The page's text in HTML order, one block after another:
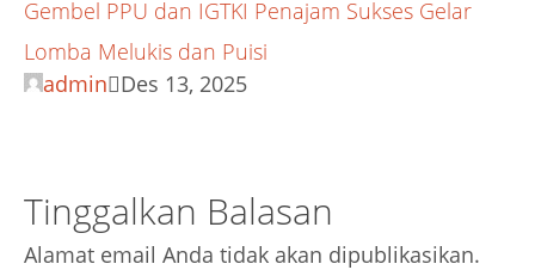
Gembel PPU dan IGTKI Penajam Sukses Gelar
Lomba Melukis dan Puisi
admin Des 13, 2025
Tinggalkan Balasan
Alamat email Anda tidak akan dipublikasikan.